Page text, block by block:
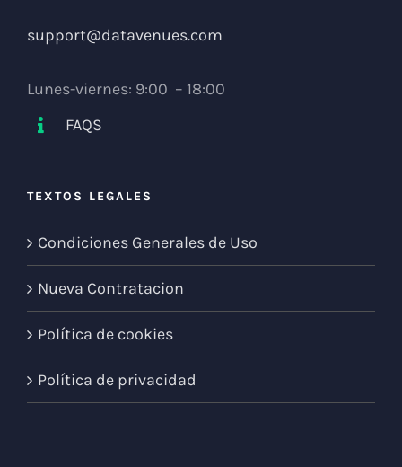
support@datavenues.com
Lunes-viernes: 9:00 – 18:00
FAQS
TEXTOS LEGALES
Condiciones Generales de Uso
Nueva Contratacion
Política de cookies
Política de privacidad